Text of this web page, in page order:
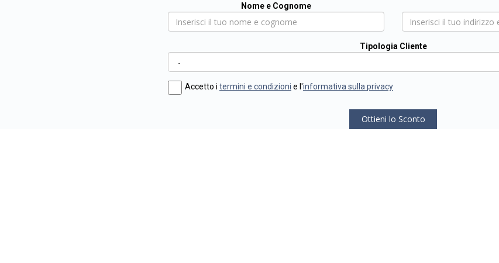
Nome e Cognome
Tipologia Cliente
Accetto i termini e condizioni e l'informativa sulla privacy
Ottieni lo Sconto